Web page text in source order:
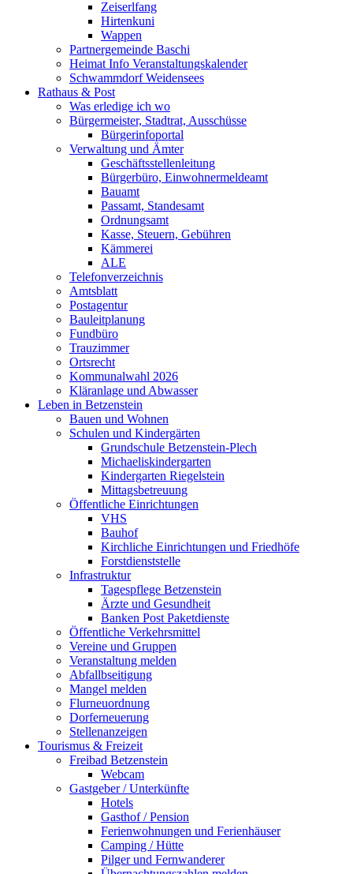
Zeiserlfang
Hirtenkuni
Wappen
Partnergemeinde Baschi
Heimat Info Veranstaltungskalender
Schwammdorf Weidensees
Rathaus & Post
Was erledige ich wo
Bürgermeister, Stadtrat, Ausschüsse
Bürgerinfoportal
Verwaltung und Ämter
Geschäftsstellenleitung
Bürgerbüro, Einwohnermeldeamt
Bauamt
Passamt, Standesamt
Ordnungsamt
Kasse, Steuern, Gebühren
Kämmerei
ALE
Telefonverzeichnis
Amtsblatt
Postagentur
Bauleitplanung
Fundbüro
Trauzimmer
Ortsrecht
Kommunalwahl 2026
Kläranlage und Abwasser
Leben in Betzenstein
Bauen und Wohnen
Schulen und Kindergärten
Grundschule Betzenstein-Plech
Michaeliskindergarten
Kindergarten Riegelstein
Mittagsbetreuung
Öffentliche Einrichtungen
VHS
Bauhof
Kirchliche Einrichtungen und Friedhöfe
Forstdienststelle
Infrastruktur
Tagespflege Betzenstein
Ärzte und Gesundheit
Banken Post Paketdienste
Öffentliche Verkehrsmittel
Vereine und Gruppen
Veranstaltung melden
Abfallbseitigung
Mangel melden
Flurneuordnung
Dorferneuerung
Stellenanzeigen
Tourismus & Freizeit
Freibad Betzenstein
Webcam
Gastgeber / Unterkünfte
Hotels
Gasthof / Pension
Ferienwohnungen und Ferienhäuser
Camping / Hütte
Pilger und Fernwanderer